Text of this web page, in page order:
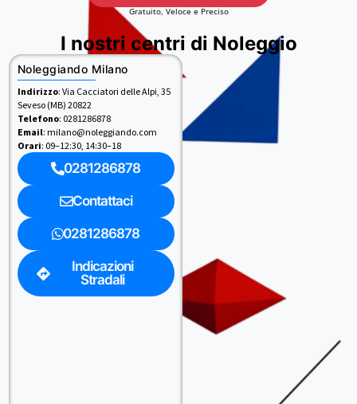
Gratuito, Veloce e Preciso
I nostri centri di Noleggio
Noleggiando Milano
Indirizzo: Via Cacciatori delle Alpi, 35
Seveso (MB) 20822
Telefono: 0281286878
Email: milano@noleggiando.com
Orari: 09–12:30, 14:30–18
0281286878
Contattaci
0281286878
Indicazioni
Stradali